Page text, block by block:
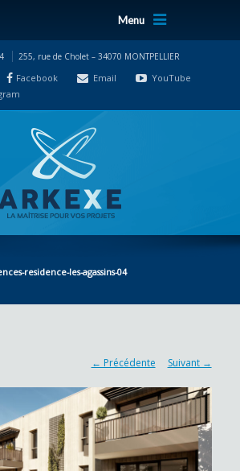
Menu
255, rue de Cholet – 34070 MONTPELLIER
Facebook Email
YouTube
residence-les-agassins-04
← Précédente Suivant →